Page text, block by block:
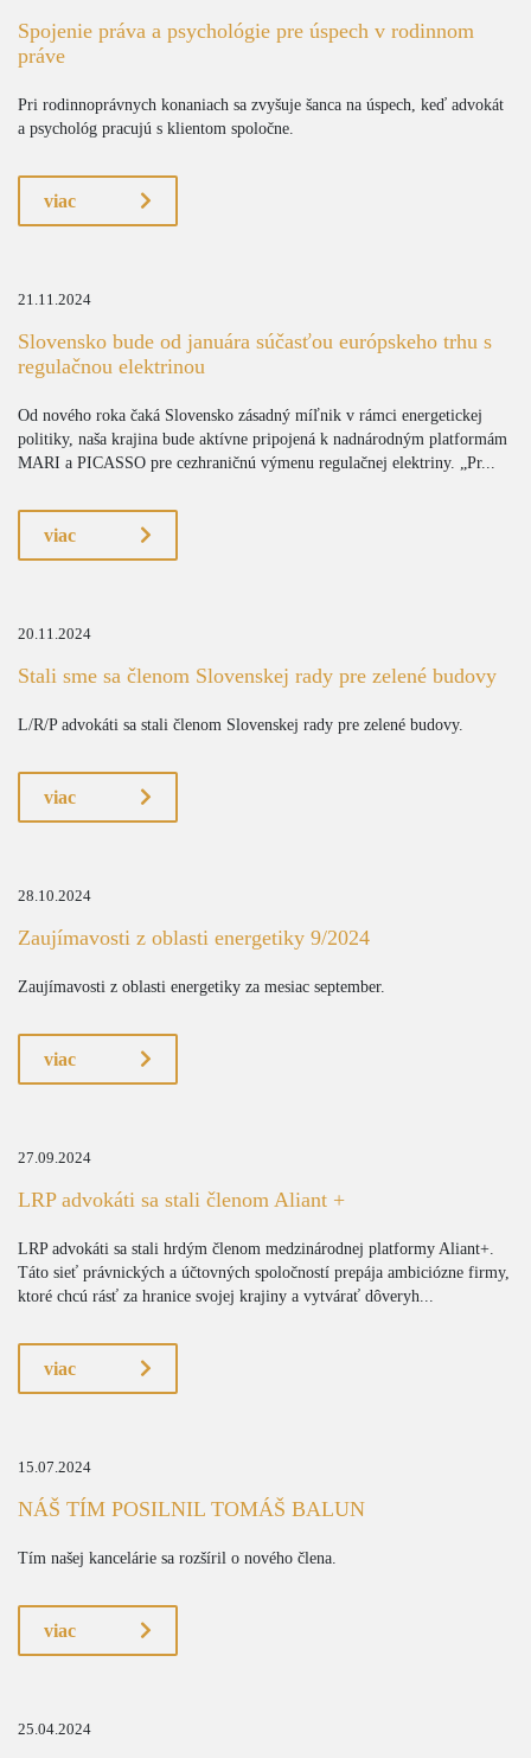
Spojenie práva a psychológie pre úspech v rodinnom
práve
Pri rodinnoprávnych konaniach sa zvyšuje šanca na úspech, keď advokát
a psychológ pracujú s klientom spoločne.
viac
21.11.2024
Slovensko bude od januára súčasťou európskeho trhu s
regulačnou elektrinou
Od nového roka čaká Slovensko zásadný míľnik v rámci energetickej
politiky, naša krajina bude aktívne pripojená k nadnárodným platformám
MARI a PICASSO pre cezhraničnú výmenu regulačnej elektriny. „Pr...
viac
20.11.2024
Stali sme sa členom Slovenskej rady pre zelené budovy
L/R/P advokáti sa stali členom Slovenskej rady pre zelené budovy.
viac
28.10.2024
Zaujímavosti z oblasti energetiky 9/2024
Zaujímavosti z oblasti energetiky za mesiac september.
viac
27.09.2024
LRP advokáti sa stali členom Aliant +
LRP advokáti sa stali hrdým členom medzinárodnej platformy Aliant+.
Táto sieť právnických a účtovných spoločností prepája ambiciózne firmy,
ktoré chcú rásť za hranice svojej krajiny a vytvárať dôveryh...
viac
15.07.2024
NÁŠ TÍM POSILNIL TOMÁŠ BALUN
Tím našej kancelárie sa rozšíril o nového člena.
viac
25.04.2024